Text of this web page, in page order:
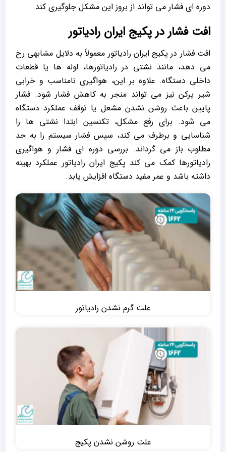
دوره ‌ای فشار می ‌تواند از بروز این مشکل جلوگیری کند.
افت فشار در پکیج ایران رادیاتور
افت فشار در پکیج ایران رادیاتور معمولاً به دلایل مشابهی رخ
می‌ دهد، مانند نشتی در رادیاتورها، لوله‌ ها یا قطعات
داخلی دستگاه. علاوه بر این، هواگیری نامناسب و خرابی
شیر پرکن نیز می ‌تواند منجر به کاهش فشار شود. فشار
پایین باعث روشن نشدن مشعل یا توقف عملکرد دستگاه
می‌ شود. برای رفع مشکل، تکنسین ابتدا نشتی ‌ها را
شناسایی و برطرف می ‌کند، سپس فشار سیستم را به حد
مطلوب باز می ‌گرداند. بررسی دوره ‌ای فشار و هواگیری
رادیاتورها کمک می‌ کند پکیج ایران رادیاتور عملکرد بهینه
داشته باشد و عمر مفید دستگاه افزایش یابد.
علت گرم نشدن رادیاتور
علت روشن نشدن پکیج